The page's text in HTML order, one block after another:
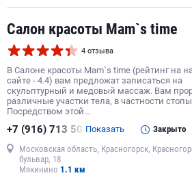
Салон красоты Mam`s time
4 отзыва
В Салоне красоты Mam`s time (рейтинг на
сайте - 4.4) вам предложат записаться на
скульптурный и медовый массаж. Вам
различные участки тела, в частности
Посредством этой…
+7 (916) 713 50 Показать Закрыто
Московская область, Красногорск,
бульвар, 18
Мякинино 1.1 км